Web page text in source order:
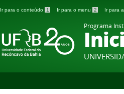
Ir para o conteúdo 1 Ir para o menu 2 Ir para
Programa